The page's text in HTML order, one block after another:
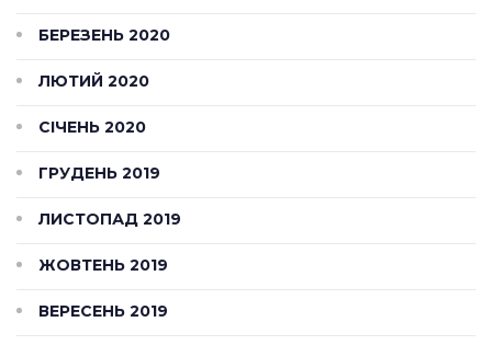
БЕРЕЗЕНЬ 2020
ЛЮТИЙ 2020
СІЧЕНЬ 2020
ГРУДЕНЬ 2019
ЛИСТОПАД 2019
ЖОВТЕНЬ 2019
ВЕРЕСЕНЬ 2019